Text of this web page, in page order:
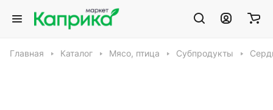
Главная Каталог Мясо, птица Субпродукты